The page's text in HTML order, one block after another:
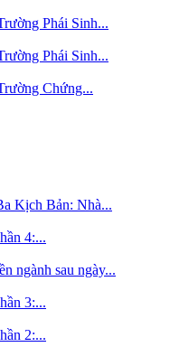
Phái Sinh...
Phái Sinh...
Chứng...
Kịch Bản: Nhà...
4:...
ngành sau ngày...
3:...
2:...